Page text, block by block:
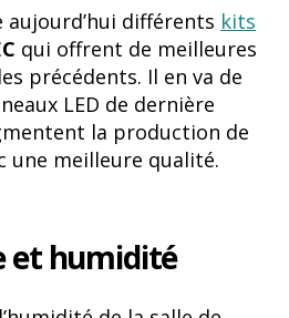
aujourd’hui différents kits
qui offrent de meilleures
précédents. Il en va de
LED de dernière
la production de
une meilleure qualité.
et humidité